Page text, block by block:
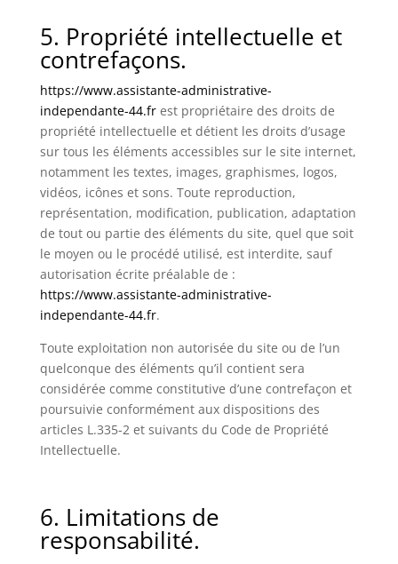
5. Propriété intellectuelle et
contrefaçons.
https://www.assistante-administrative-
independante-44.frest propriétaire des droits de
propriété intellectuelle et détient les droits d’usage
sur tous les éléments accessibles sur le site internet,
notamment les textes, images, graphismes, logos,
vidéos, icônes et sons. Toute reproduction,
représentation, modification, publication, adaptation
de tout ou partie des éléments du site, quel que soit
le moyen ou le procédé utilisé, est interdite, sauf
autorisation écrite préalable de :
https://www.assistante-administrative-
independante-44.fr.
Toute exploitation non autorisée du site ou de l’un
quelconque des éléments qu’il contient sera
considérée comme constitutive d’une contrefaçon et
poursuivie conformément aux dispositions des
articles L.335-2 et suivants du Code de Propriété
Intellectuelle.
6. Limitations de
responsabilité.